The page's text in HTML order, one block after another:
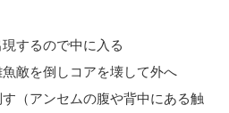
するので中に入る
敵を倒しコアを壊して外へ
（アンセムの腹や背中にある触